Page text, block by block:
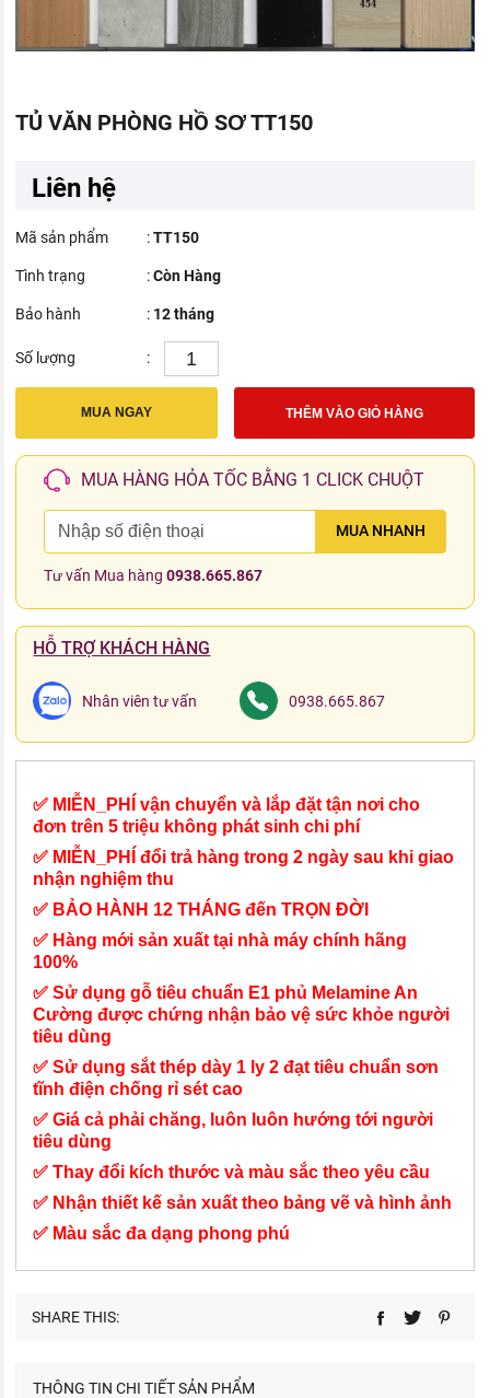
TỦ VĂN PHÒNG HỒ SƠ TT150
Liên hệ
Mã sản phẩm :TT150
Tình trạng :Còn Hàng
Bảo hành : 12 tháng
Số lượng :
MUA NGAY THÊM VÀO GIỎ HÀNG
MUA HÀNG HỎA TỐC BẰNG 1 CLICK CHUỘT
MUA NHANH
Tư vấn Mua hàng0938.665.867
HỖ TRỢ KHÁCH HÀNG
Nhân viên tư vấn 0938.665.867
✅ MIỄN_PHÍ vận chuyển và lắp đặt tận nơi cho
đơn trên 5 triệu không phát sinh chi phí
✅ MIỄN_PHÍ đổi trả hàng trong 2 ngày sau khi giao
nhận nghiệm thu
✅ BẢO HÀNH 12 THÁNG đến TRỌN ĐỜI
✅ Hàng mới sản xuất tại nhà máy chính hãng
100%
✅ Sử dụng gỗ tiêu chuẩn E1 phủ Melamine An
Cường được chứng nhận bảo vệ sức khỏe người
tiêu dùng
✅ Sử dụng sắt thép dày 1 ly 2 đạt tiêu chuẩn sơn
tĩnh điện chống rỉ sét cao
✅ Giá cả phải chăng, luôn luôn hướng tới người
tiêu dùng
✅ Thay đổi kích thước và màu sắc theo yêu cầu
✅ Nhận thiết kế sản xuất theo bảng vẽ và hình ảnh
✅ Màu sắc đa dạng phong phú
SHARE THIS:
THÔNG TIN CHI TIẾT SẢN PHẨM